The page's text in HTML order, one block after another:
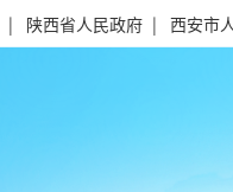
| 陕西省人民政府 | 西安市